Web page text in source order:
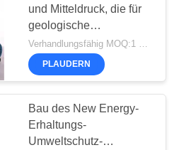
und Mitteldruck, die für
geologische
Technikbau- und
Grundlagenbehandlung
überziehen
PLAUDERN
Bau des New Energy-
Erhaltungs-
Umweltschutz-